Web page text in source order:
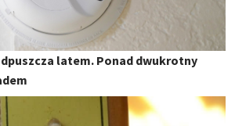
latem. Ponad dwukrotny